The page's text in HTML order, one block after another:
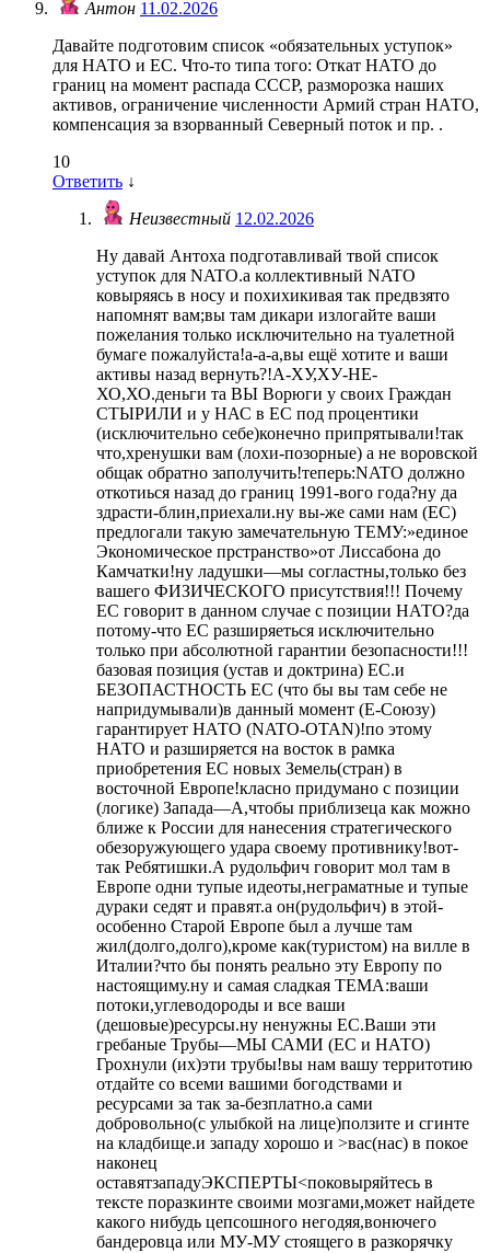
Антон 11.02.2026
Давайте подготовим список «обязательных уступок»
для НАТО и ЕС. Что-то типа того: Откат НАТО до
границ на момент распада СССР, разморозка наших
активов, ограничение численности Армий стран НАТО,
компенсация за взорванный Северный поток и пр. .
10
Ответить ↓
Неизвестный 12.02.2026
Ну давай Антоха подготавливай твой список
уступок для NATO.а коллективный NATO
ковыряясь в носу и похихикивая так предвзято
напомнят вам;вы там дикари излогайте ваши
пожелания только исключительно на туалетной
бумаге пожалуйста!а-а-а,вы ещё хотите и ваши
активы назад вернуть?!А-ХУ,ХУ-НЕ-
ХО,ХО.деньги та ВЫ Ворюги у своих Граждан
СТЫРИЛИ и у НАС в ЕС под процентики
(исключительно себе)конечно припрятывали!так
что,хренушки вам (лохи-позорные) а не воровской
общак обратно заполучить!теперь:NATO должно
откотиься назад до границ 1991-вого года?ну да
здрасти-блин,приехали.ну вы-же сами нам (ЕС)
предлогали такую замечательную ТЕМУ:»единое
Экономическое прстранство»от Лиссабона до
Камчатки!ну ладушки—мы согластны,только без
вашего ФИЗИЧЕСКОГО присутствия!!! Почему
ЕС говорит в данном случае с позиции НАТО?да
потому-что ЕС разширяеться исключительно
только при абсолютной гарантии безопасности!!!
базовая позиция (устав и доктрина) ЕС.и
БЕЗОПАСТНОСТЬ ЕС (что бы вы там себе не
напридумывали)в данный момент (Е-Союзу)
гарантирует НАТО (NATO-OTAN)!по этому
НАТО и разширяется на восток в рамка
приобретения ЕС новых Земель(стран) в
восточной Европе!класно придумано с позиции
(логике) Запада—А,чтобы приблизеца как можно
ближе к России для нанесения стратегического
обезоружующего удара своему противнику!вот-
так Ребятишки.А рудольфич говорит мол там в
Европе одни тупые идеоты,неграматные и тупые
дураки седят и правят.а он(рудольфич) в этой-
особенно Старой Европе был а лучше там
жил(долго,долго),кроме как(туристом) на вилле в
Италии?что бы понять реально эту Европу по
настоящиму.ну и самая сладкая ТЕМА:ваши
потоки,углеводороды и все ваши
(дешовые)ресурсы.ну ненужны ЕС.Ваши эти
гребаные Трубы—МЫ САМИ (ЕС и НАТО)
Грохнули (их)эти трубы!вы нам вашу территотию
отдайте со всеми вашими богодствами и
ресурсами за так за-безплатно.а сами
добровольно(с улыбкой на лице)ползите и сгинте
на кладбище.и западу хорошо и >вас(нас) в покое
наконец
оставятзападуЭКСПЕРТЫ<поковыряйтесь в
тексте поразкинте своими мозгами,может найдете
какого нибудь цепсошного негодяя,вонючего
бандеровца или МУ-МУ стоящего в разкорячку